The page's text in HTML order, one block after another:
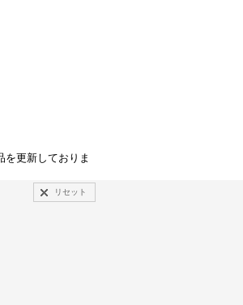
を更新しておりま
リセット